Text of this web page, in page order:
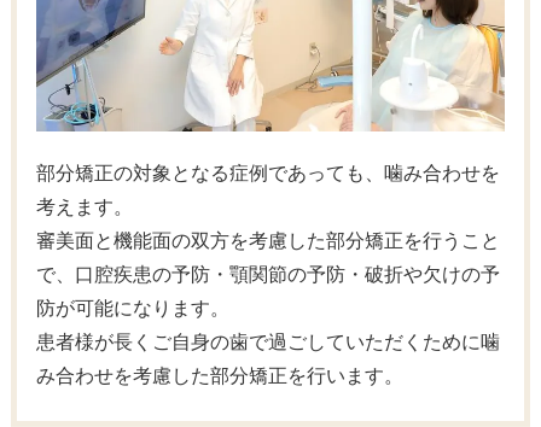
部分矯正の対象となる症例であっても、噛み合わせを
考えます。
審美面と機能面の双方を考慮した部分矯正を行うこと
で、口腔疾患の予防・顎関節の予防・破折や欠けの予
防が可能になります。
患者様が長くご自身の歯で過ごしていただくために噛
み合わせを考慮した部分矯正を行います。